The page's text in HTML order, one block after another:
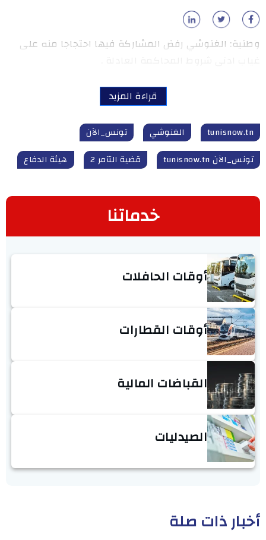
وطنية: الغنوشي رفض المشاركة فيها احتجاجا منه على
قراءة المزيد
tunisnow.tn الغنوشي
تونس_الآن
تونس_الآن tunisnow.tn
قضية التآمر 2 هيئة الدفاع
خدماتنا
أوقات الحافلات
أوقات القطارات
القباضات المالية
الصيدليات
أخبار ذات صلة